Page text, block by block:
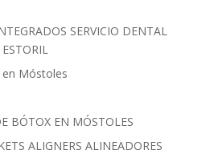
SERVICIO DENTAL
Móstoles
BÓTOX EN MÓSTOLES
ALIGNERS ALINEADORES